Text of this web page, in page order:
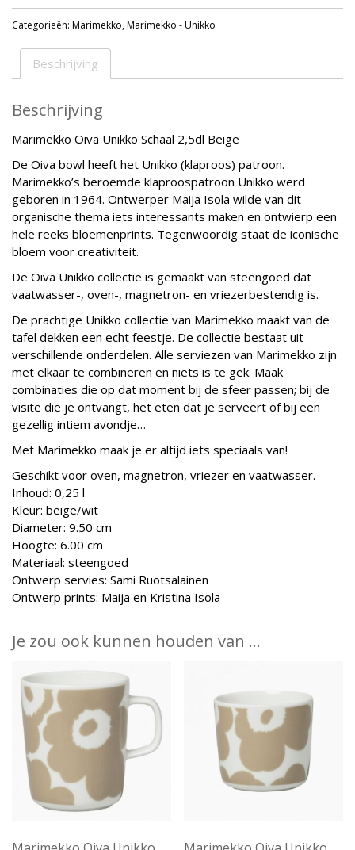
Schaal
2,5dl
aantal
Categorieën: Marimekko,Marimekko - Unikko
Beschrijving
Beschrijving
Marimekko Oiva Unikko Schaal 2,5dl Beige
De Oiva bowl heeft het Unikko (klaproos) patroon.
Marimekko’s beroemde klaproospatroon Unikko werd
geboren in 1964. Ontwerper Maija Isola wilde van dit
organische thema iets interessants maken en ontwierp een
hele reeks bloemenprints. Tegenwoordig staat de iconische
bloem voor creativiteit.
De Oiva Unikko collectie is gemaakt van steengoed dat
vaatwasser-, oven-, magnetron- en vriezerbestendig is.
De prachtige Unikko collectie van Marimekko maakt van de
tafel dekken een echt feestje. De collectie bestaat uit
verschillende onderdelen. Alle serviezen van Marimekko zijn
met elkaar te combineren en niets is te gek. Maak
combinaties die op dat moment bij de sfeer passen; bij de
visite die je ontvangt, het eten dat je serveert of bij een
gezellig intiem avondje…
Met Marimekko maak je er altijd iets speciaals van!
Geschikt voor oven, magnetron, vriezer en vaatwasser.
Inhoud: 0,25 l
Kleur: beige/wit
Diameter: 9.50 cm
Hoogte: 6.00 cm
Materiaal: steengoed
Ontwerp servies: Sami Ruotsalainen
Ontwerp prints: Maija en Kristina Isola
Je zou ook kunnen houden van …